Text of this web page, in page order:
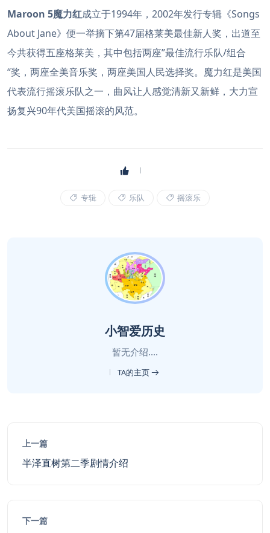
Maroon 5魔力红成立于1994年，2002年发行专辑《Songs
About Jane》便一举摘下第47届格莱美最佳新人奖，出道至
今共获得五座格莱美，其中包括两座”最佳流行乐队/组合
“奖，两座全美音乐奖，两座美国人民选择奖。魔力红是美国
代表流行摇滚乐队之一，曲风让人感觉清新又新鲜，大力宣
扬复兴90年代美国摇滚的风范。
专辑 乐队 摇滚乐
小智爱历史
暂无介绍....
TA的主页
上一篇
半泽直树第二季剧情介绍
下一篇